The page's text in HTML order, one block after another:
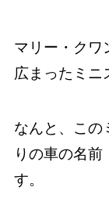
マリー・クワ
広まったミニ
なんと、この
りの車の名
す。